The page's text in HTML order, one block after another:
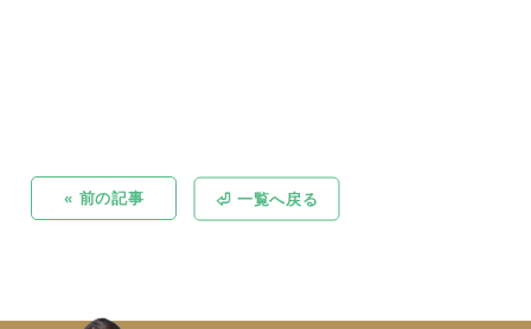
« 前の記事 ⏎ 一覧へ戻る